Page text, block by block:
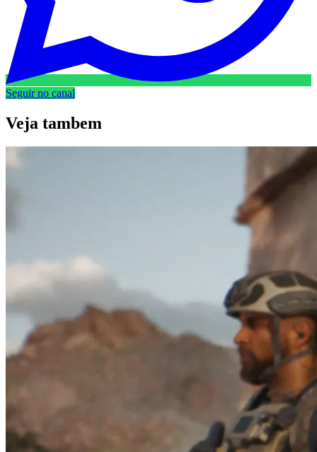
Seguir no canal
Veja tambem